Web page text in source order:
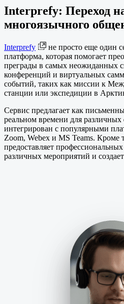
Interprefy: Переход
многоязычного
Interprefy
не просто еще один
платформа, которая помогает
преграды в самых неожиданных
конференций и виртуальных
событий, таких как миссии к
станции или экспедиции в
Сервис предлагает как
реальном времени для
интегрирован с популярными
Zoom, Webex и MS Teams. Кроме
предоставляет
различных мероприятий и